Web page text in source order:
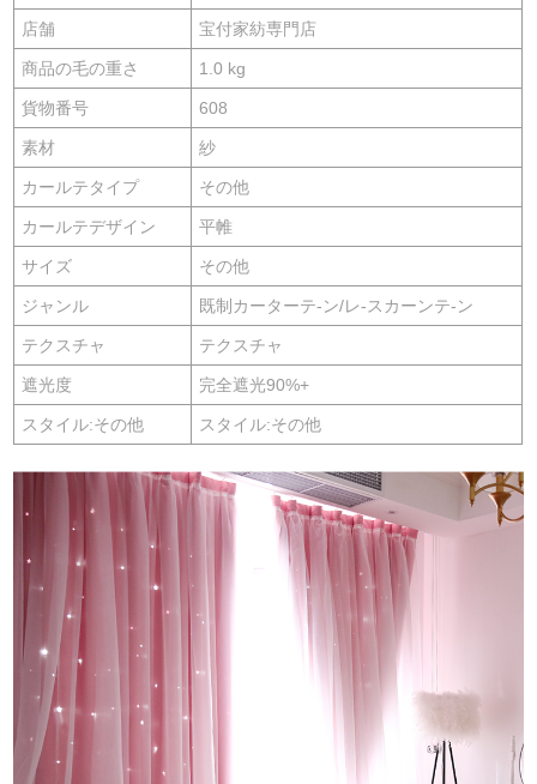
店舗 宝付家紡専門店
商品の毛の重さ 1.0 kg
貨物番号 608
素材 紗
カールテタイプ その他
カールテデザイン 平帷
サイズ その他
ジャンル 既制カーターテ-ン/レ-スカーンテ-ン
テクスチャ テクスチャ
遮光度 完全遮光90%+
スタイル:その他 スタイル:その他